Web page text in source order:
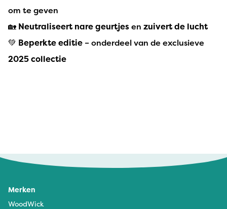
om te geven
🏡 Neutraliseert nare geurtjesen zuivert de lucht
💚 Beperkte editie – onderdeel van de exclusieve
2025 collectie
Merken
WoodWick